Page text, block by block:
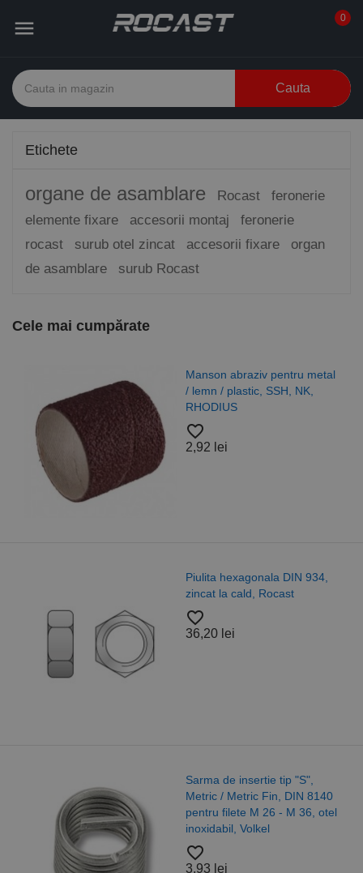
 0
Cauta
Etichete
organe de asamblare Rocast
feronerie
elemente fixare
accesorii montaj
feronerie
rocast
surub otel zincat accesorii fixare
organ
de asamblare
surub Rocast
Cele mai cumpărate
/ lemn / plastic, SSH, NK,
RHODIUS
favorite_border
2,92 lei
favorite_border
36,20 lei
Metric / Metric Fin, DIN 8140
pentru filete M 26 - M 36, otel
inoxidabil, Volkel
3,93 lei